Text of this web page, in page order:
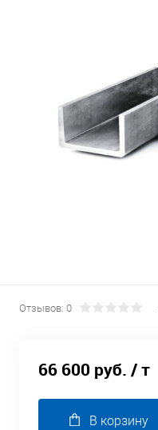
Отзывов: 0
66 600 руб. / т
В корзину